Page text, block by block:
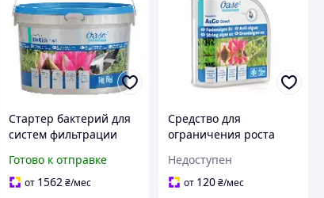
Стартер бактерий для
систем фильтрации
Biokick, 2 л
Готово к отправке
от 1562 ₴/мес
Средство для
ограничения роста
водорослей ALGo Direct
500 ml, 10m³ -
Недоступен
от 120₴/мес